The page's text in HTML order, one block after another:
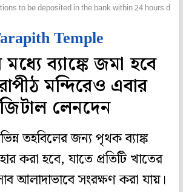
to be deposited in the bank within 24 hours
Temple
মধ্যে ব্যাঙ্কে জমা হবে
মন্দিরেও এবার
লেনদেন
তহবিলের জন্য পৃথক ব্যাঙ্ক
করা হবে, যাতে প্রতিটি খাতের
আলাদাভাবে সংরক্ষণ করা যায়।